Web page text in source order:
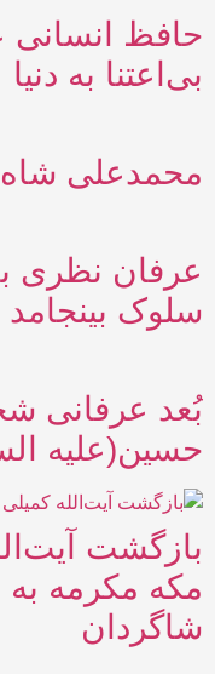
حافظ انسانی
بی‌اعتنا به دنیا
محمدعلی شاه
عرفان نظری
سلوک بینجامد
بُعد عرفانی
حسین(علیه
بازگشت
مکه مکرمه
شاگردان